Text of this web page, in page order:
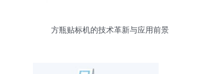
方瓶贴标机的技术革新与应用前景